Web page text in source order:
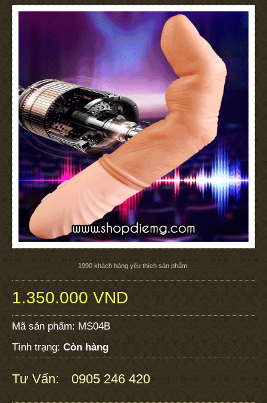
1990 khách hàng yêu thích sản phẩm.
1.350.000 VND
Mã sản phẩm: MS04B
Tình trạng: Còn hàng
Tư Vấn: 0905 246 420